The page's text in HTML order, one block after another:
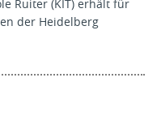
Ruiter (KIT) erhält für
der Heidelberg